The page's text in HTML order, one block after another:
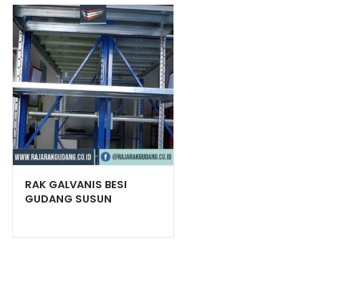
RAK GALVANIS BESI
GUDANG SUSUN